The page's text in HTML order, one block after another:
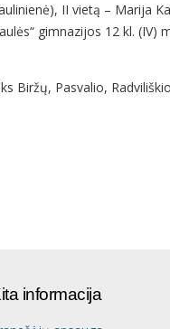
II vietą – Marija
gimnazijos 12 kl. (IV)
Biržų, Pasvalio,
informacija